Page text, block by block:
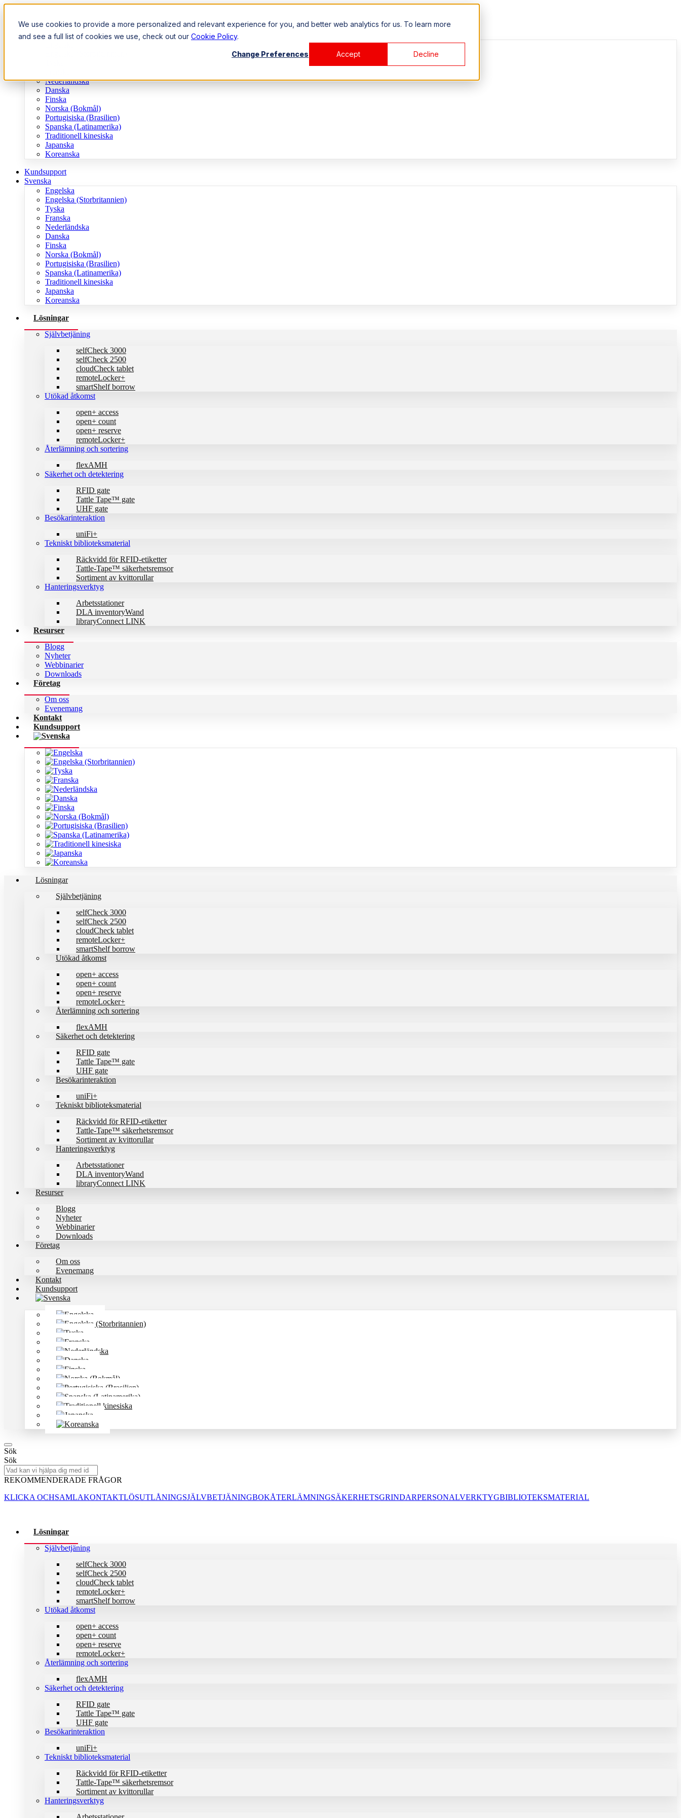
We use cookies to provide a more personalized and relevant experience for you, and better web analytics for us. To learn more
and see a full list of cookies we use, check out our Cookie Policy.
Change Preferences Accept Decline
Kundsupport
Svenska
Nederländska
Danska
Finska
Norska (Bokmål)
Portugisiska (Brasilien)
Spanska (Latinamerika)
Traditionell kinesiska
Japanska
Koreanska
Kundsupport
Svenska
Engelska
Engelska (Storbritannien)
Tyska
Franska
Nederländska
Danska
Finska
Norska (Bokmål)
Portugisiska (Brasilien)
Spanska (Latinamerika)
Traditionell kinesiska
Japanska
Koreanska
Lösningar
Självbetjäning
selfCheck 3000
selfCheck 2500
cloudCheck tablet
remoteLocker+
smartShelf borrow
Utökad åtkomst
open+ access
open+ count
open+ reserve
remoteLocker+
Återlämning och sortering
flexAMH
Säkerhet och detektering
RFID gate
Tattle Tape™ gate
UHF gate
Besökarinteraktion
uniFi+
Tekniskt biblioteks­material
Räckvidd för RFID-etiketter
Tattle-Tape™ säkerhetsremsor
Sortiment av kvittorullar
Hanteringsverktyg
Arbetsstationer
DLA inventoryWand
libraryConnect LINK
Resurser
Blogg
Nyheter
Webbinarier
Downloads
Företag
Om oss
Evenemang
Kontakt
Kundsupport
Lösningar
Självbetjäning
selfCheck 3000
selfCheck 2500
cloudCheck tablet
remoteLocker+
smartShelf borrow
Utökad åtkomst
open+ access
open+ count
open+ reserve
remoteLocker+
Återlämning och sortering
flexAMH
Säkerhet och detektering
RFID gate
Tattle Tape™ gate
UHF gate
Besökarinteraktion
uniFi+
Tekniskt biblioteks­material
Räckvidd för RFID-etiketter
Tattle-Tape™ säkerhetsremsor
Sortiment av kvittorullar
Hanteringsverktyg
Arbetsstationer
DLA inventoryWand
libraryConnect LINK
Resurser
Blogg
Nyheter
Webbinarier
Downloads
Företag
Om oss
Evenemang
Kontakt
Kundsupport
Sök
Sök
REKOMMENDERADE FRÅGOR
KLICKA OCHSAMLAKONTAKTLÖSUTLÅNINGSJÄLVBETJÄNINGBOKÅTERLÄMNINGSÄKERHETSGRINDARPERSONALVERKTYGBIBLIOTEKSMATERIAL
Lösningar
Självbetjäning
selfCheck 3000
selfCheck 2500
cloudCheck tablet
remoteLocker+
smartShelf borrow
Utökad åtkomst
open+ access
open+ count
open+ reserve
remoteLocker+
Återlämning och sortering
flexAMH
Säkerhet och detektering
RFID gate
Tattle Tape™ gate
UHF gate
Besökarinteraktion
uniFi+
Tekniskt biblioteks­material
Räckvidd för RFID-etiketter
Tattle-Tape™ säkerhetsremsor
Sortiment av kvittorullar
Hanteringsverktyg